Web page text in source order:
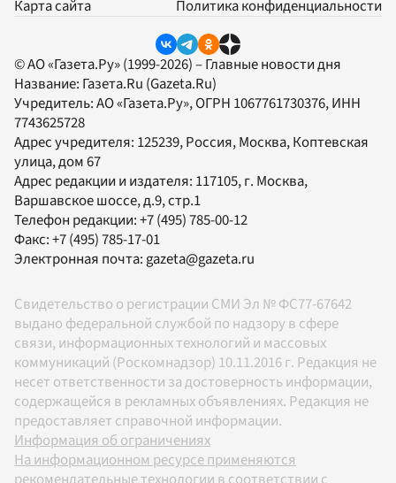
Карта сайта
Политика конфиденциальности
© АО «Газета.Ру» (1999-2026) – Главные новости дня
Название: Газета.Ru (Gazeta.Ru)
Учредитель:АО «Газета.Ру», ОГРН 1067761730376, ИНН
7743625728
Адрес учредителя: 125239, Россия, Москва, Коптевская
улица, дом 67
Адрес редакции и издателя: 117105, г. Москва,
Варшавское шоссе, д.9, стр.1
Телефон редакции:+7 (495) 785-00-12
Факс:+7 (495) 785-17-01
Электронная почта:gazeta@gazeta.ru
Свидетельство о регистрации СМИ Эл № ФС77-67642
выдано федеральной службой по надзору в сфере
связи, информационных технологий и массовых
коммуникаций (Роскомнадзор) 10.11.2016 г. Редакция не
несет ответственности за достоверность информации,
содержащейся в рекламных объявлениях. Редакция не
предоставляет справочной информации.
Информация об ограничениях
На информационном ресурсе применяются